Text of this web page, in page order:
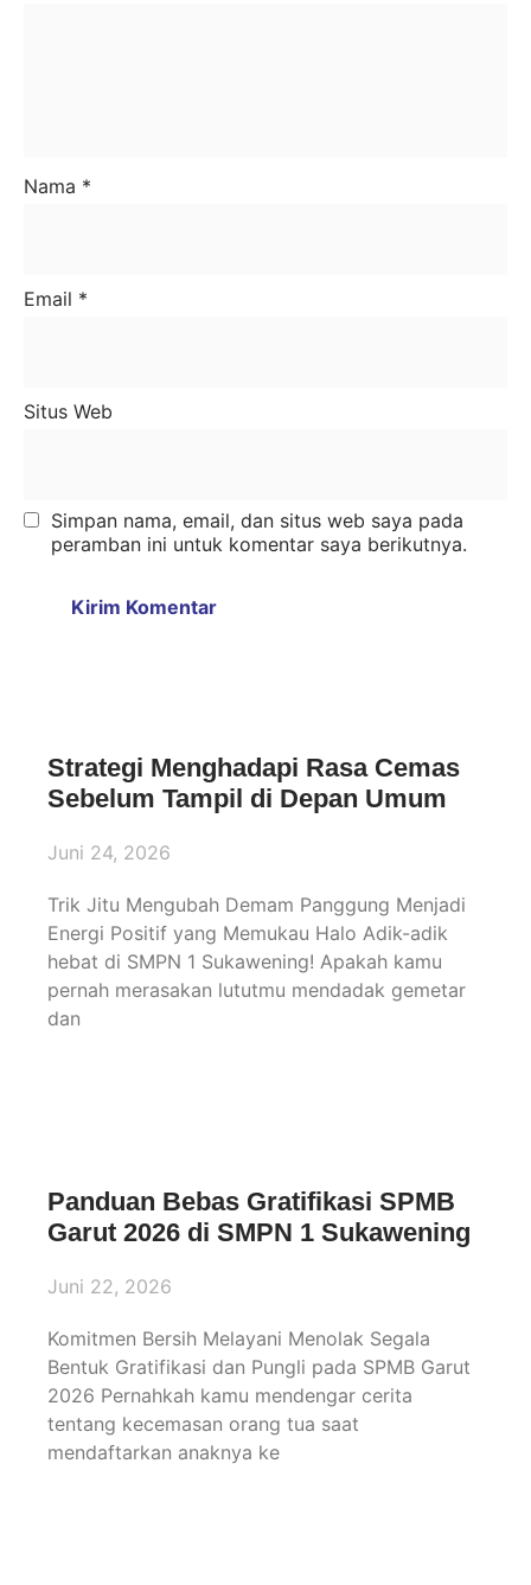
Nama *
Email *
Situs Web
Simpan nama, email, dan situs web saya pada
peramban ini untuk komentar saya berikutnya.
Strategi Menghadapi Rasa Cemas
Sebelum Tampil di Depan Umum
Juni 24, 2026
Trik Jitu Mengubah Demam Panggung Menjadi
Energi Positif yang Memukau Halo Adik-adik
hebat di SMPN 1 Sukawening! Apakah kamu
pernah merasakan lututmu mendadak gemetar
dan
Panduan Bebas Gratifikasi SPMB
Garut 2026 di SMPN 1 Sukawening
Juni 22, 2026
Komitmen Bersih Melayani Menolak Segala
Bentuk Gratifikasi dan Pungli pada SPMB Garut
2026 Pernahkah kamu mendengar cerita
tentang kecemasan orang tua saat
mendaftarkan anaknya ke